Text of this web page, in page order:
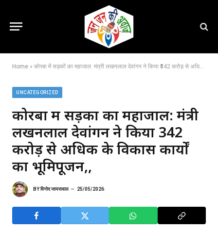
Home » कोरबा में सड़कों का महाजाल: मंत्री लखनलाल देवांगन ने किया ₹342 करोड़ से अधिक के विकास कार्यों का भूमिपूजन,,
UNCATEGORIZED
कोरबा में सड़कों का महाजाल: मंत्री
लखनलाल देवांगन ने किया ₹342
करोड़ से अधिक के विकास कार्यों
का भूमिपूजन,,
BYविनोद जायसवाल 25/05/2026